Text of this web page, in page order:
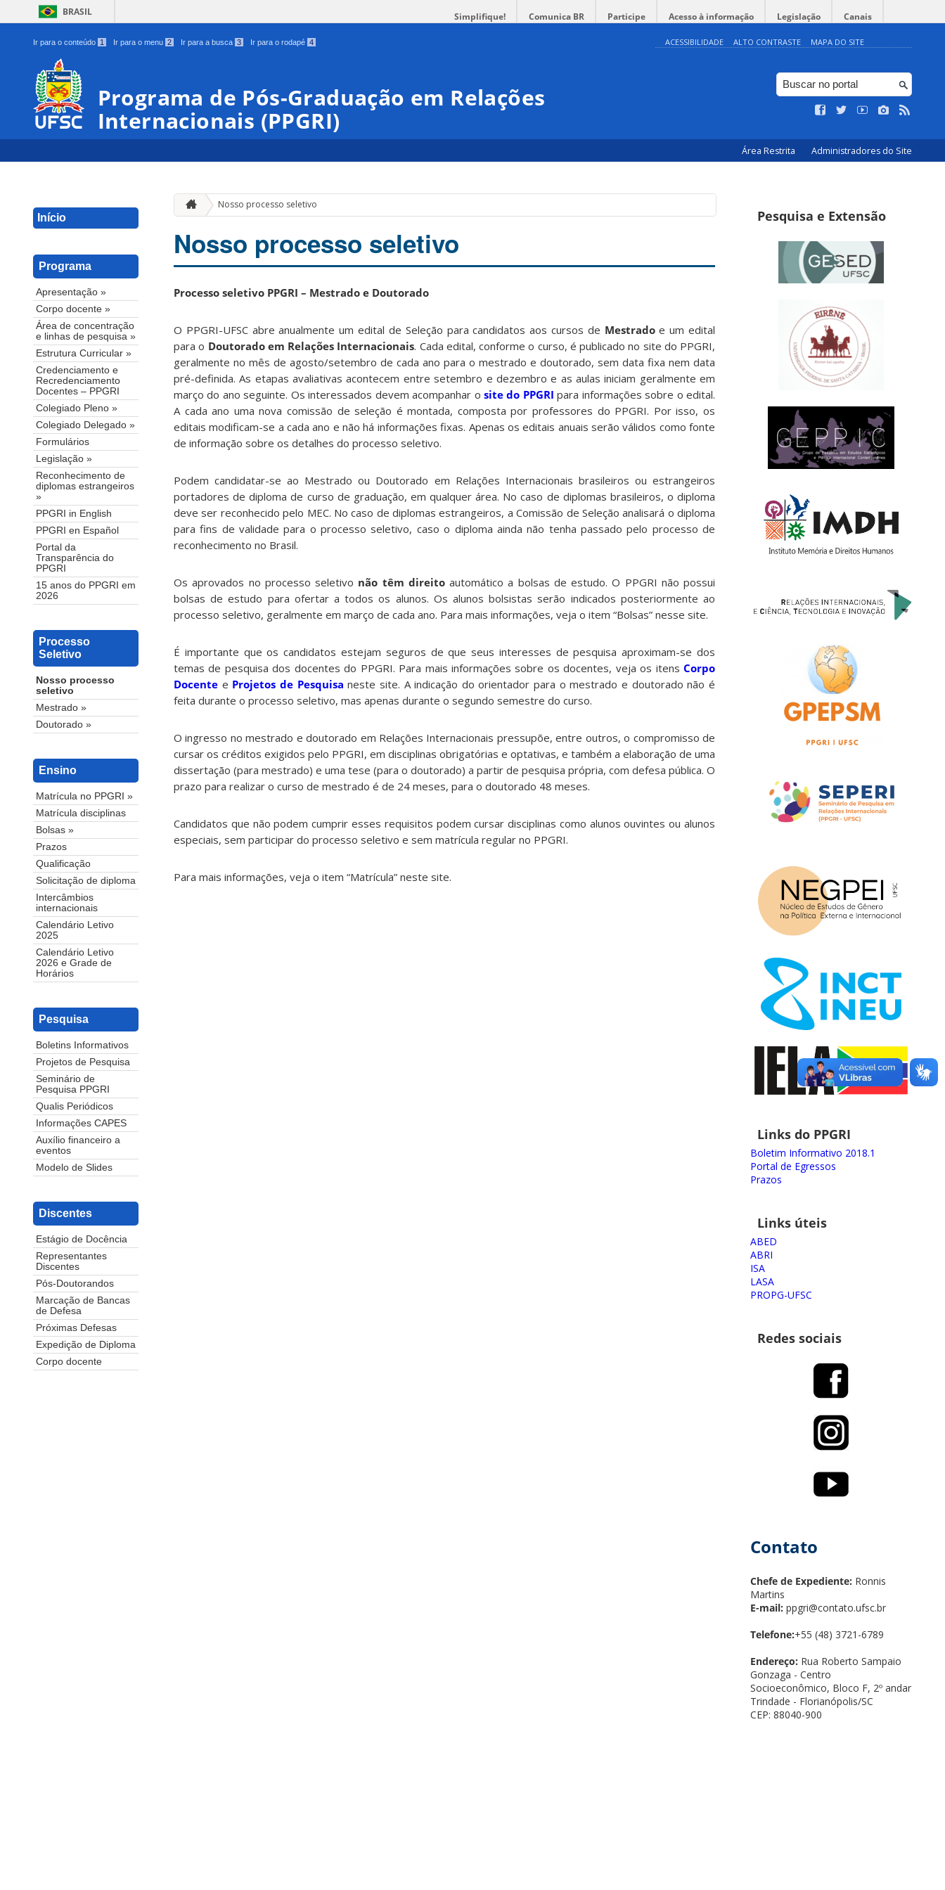
BRASIL Simplifique! Comunica BR Participe Acesso à informação Legislação Canais
Ir para o conteúdo 1 Ir para o menu 2 Ir para a busca 3 Ir para o rodapé 4 ACESSIBILIDADE ALTO CONTRASTE MAPA DO SITE
Programa de Pós-Graduação em Relações
Internacionais (PPGRI)
Área Restrita Administradores do Site
Início
Programa
Apresentação »
Corpo docente »
Área de concentração
e linhas de pesquisa »
Estrutura Curricular »
Credenciamento e
Recredenciamento
Docentes – PPGRI
Colegiado Pleno »
Colegiado Delegado »
Formulários
Legislação »
Reconhecimento de
diplomas estrangeiros
»
PPGRI in English
PPGRI en Español
Portal da
Transparência do
PPGRI
15 anos do PPGRI em
2026
Processo
Seletivo
Nosso processo
seletivo
Mestrado »
Doutorado »
Ensino
Matrícula no PPGRI »
Matrícula disciplinas
Bolsas »
Prazos
Qualificação
Solicitação de diploma
Intercâmbios
internacionais
Calendário Letivo
2025
Calendário Letivo
2026 e Grade de
Horários
Pesquisa
Boletins Informativos
Projetos de Pesquisa
Seminário de
Pesquisa PPGRI
Qualis Periódicos
Informações CAPES
Auxílio financeiro a
eventos
Modelo de Slides
Discentes
Estágio de Docência
Representantes
Discentes
Pós-Doutorandos
Marcação de Bancas
de Defesa
Próximas Defesas
Expedição de Diploma
Corpo docente
Nosso processo seletivo
Nosso processo seletivo
Processo seletivo PPGRI – Mestrado e Doutorado
O PPGRI-UFSC abre anualmente um edital de Seleção para candidatos aos cursos de Mestradoe um edital
para o Doutorado em Relações Internacionais. Cada edital, conforme o curso, é publicado no site do PPGRI,
geralmente no mês de agosto/setembro de cada ano para o mestrado e doutorado, sem data fixa nem data
pré-definida. As etapas avaliativas acontecem entre setembro e dezembro e as aulas iniciam geralmente em
março do ano seguinte. Os interessados devem acompanhar o site do PPGRI para informações sobre o edital.
A cada ano uma nova comissão de seleção é montada, composta por professores do PPGRI. Por isso, os
editais modificam-se a cada ano e não há informações fixas. Apenas os editais anuais serão válidos como fonte
de informação sobre os detalhes do processo seletivo.
Podem candidatar-se ao Mestrado ou Doutorado em Relações Internacionais brasileiros ou estrangeiros
portadores de diploma de curso de graduação, em qualquer área. No caso de diplomas brasileiros, o diploma
deve ser reconhecido pelo MEC. No caso de diplomas estrangeiros, a Comissão de Seleção analisará o diploma
para fins de validade para o processo seletivo, caso o diploma ainda não tenha passado pelo processo de
reconhecimento no Brasil.
Os aprovados no processo seletivo não têm direitoautomático a bolsas de estudo. O PPGRI não possui
bolsas de estudo para ofertar a todos os alunos. Os alunos bolsistas serão indicados posteriormente ao
processo seletivo, geralmente em março de cada ano. Para mais informações, veja o item “Bolsas” nesse site.
É importante que os candidatos estejam seguros de que seus interesses de pesquisa aproximam-se dos
temas de pesquisa dos docentes do PPGRI. Para mais informações sobre os docentes, veja os itens Corpo
Docente e Projetos de Pesquisa neste site. A indicação do orientador para o mestrado e doutorado não é
feita durante o processo seletivo, mas apenas durante o segundo semestre do curso.
O ingresso no mestrado e doutorado em Relações Internacionais pressupõe, entre outros, o compromisso de
cursar os créditos exigidos pelo PPGRI, em disciplinas obrigatórias e optativas, e também a elaboração de uma
dissertação (para mestrado) e uma tese (para o doutorado) a partir de pesquisa própria, com defesa pública. O
prazo para realizar o curso de mestrado é de 24 meses, para o doutorado 48 meses.
Candidatos que não podem cumprir esses requisitos podem cursar disciplinas como alunos ouvintes ou alunos
especiais, sem participar do processo seletivo e sem matrícula regular no PPGRI.
Para mais informações, veja o item “Matrícula” neste site.
Pesquisa e Extensão
Links do PPGRI
Boletim Informativo 2018.1
Portal de Egressos
Prazos
Links úteis
ABED
ABRI
ISA
LASA
PROPG-UFSC
Redes sociais
Contato
Chefe de Expediente: Ronnis
Martins
E-mail: ppgri@contato.ufsc.br
Telefone:+55 (48) 3721-6789
Endereço: Rua Roberto Sampaio
Gonzaga - Centro
Socioeconômico, Bloco F, 2º andar
Trindade - Florianópolis/SC
CEP: 88040-900